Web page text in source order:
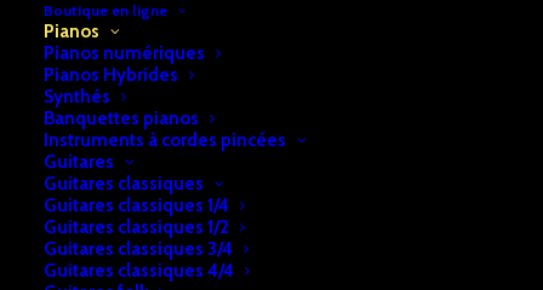
Boutique en ligne
Pianos
Pianos numériques
Pianos Hybrides
Synthés
Banquettes pianos
Instruments à cordes pincées
Guitares
Guitares classiques
Guitares classiques 1/4
Guitares classiques 1/2
Guitares classiques 3/4
Guitares classiques 4/4
Accueil Pianos
Piano Yamaha UX300
€8.490,00
Cet article est disponible en magasin.
UGS:
b2a74e28f7cf242